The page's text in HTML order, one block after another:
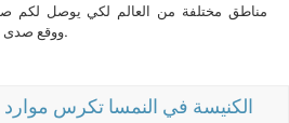
مناطق مختلفة من العالم لكي يوصل لكم
ووقع صدى الإنجيل الحي.
الكنيسة في النمسا تكرس موارد